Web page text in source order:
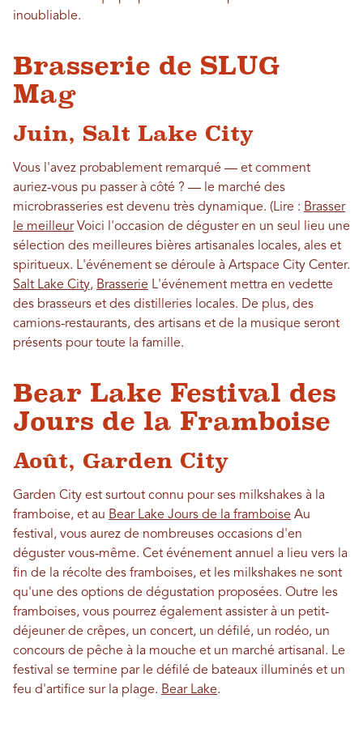
inoubliable.
Brasserie de SLUG
Mag
Juin, Salt Lake City
Vous l'avez probablement remarqué — et comment
auriez-vous pu passer à côté ? — le marché des
microbrasseries est devenu très dynamique. (Lire : Brasser
le meilleurVoici l'occasion de déguster en un seul lieu une
sélection des meilleures bières artisanales locales, ales et
spiritueux. L'événement se déroule à Artspace City Center.
Salt Lake City, Brasserie L'événement mettra en vedette
des brasseurs et des distilleries locales. De plus, des
camions-restaurants, des artisans et de la musique seront
présents pour toute la famille.
Bear Lake Festival des
Jours de la Framboise
Août, Garden City
Garden City est surtout connu pour ses milkshakes à la
framboise, et au Bear Lake Jours de la framboise Au
festival, vous aurez de nombreuses occasions d'en
déguster vous-même. Cet événement annuel a lieu vers la
fin de la récolte des framboises, et les milkshakes ne sont
qu'une des options de dégustation proposées. Outre les
framboises, vous pourrez également assister à un petit-
déjeuner de crêpes, un concert, un défilé, un rodéo, un
concours de pêche à la mouche et un marché artisanal. Le
festival se termine par le défilé de bateaux illuminés et un
feu d'artifice sur la plage. Bear Lake.